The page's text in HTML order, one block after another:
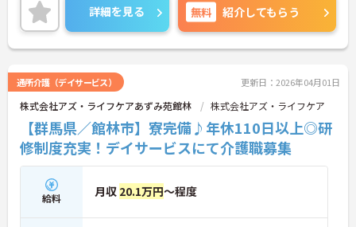
詳細を見る 無料 紹介してもらう
通所介護（デイサービス） 更新日：2026年04月01日
株式会社アズ・ライフケアあずみ苑館林 株式会社アズ・ライフケア
【群馬県／館林市】寮完備♪年休110日以上◎研
修制度充実！デイサービスにて介護職募集
給料 月収 20.1万円～程度